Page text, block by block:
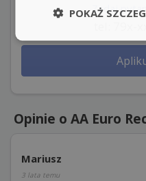
Zadaj
Opinie o AA Euro
Mariusz
3 lata temu
POKAŻ